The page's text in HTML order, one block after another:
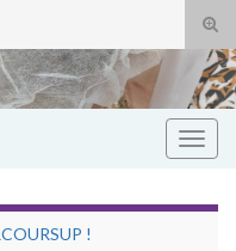
!